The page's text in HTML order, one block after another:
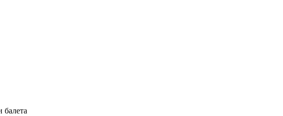
балета